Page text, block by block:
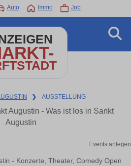
Auto Immo Job
❯ AUSSTELLUNG
Augustin - Was ist los in Sankt
Augustin
Events anlegen
- Konzerte, Theater, Comedy Open